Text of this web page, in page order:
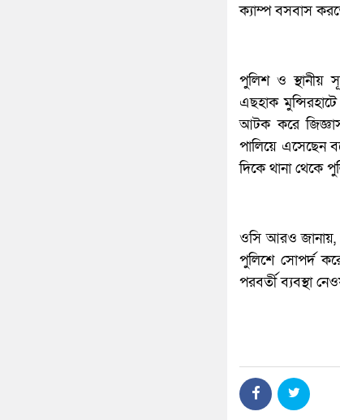
ক্যাম্প বসবাস
পুলিশ ও স্থানীয়
এছহাক
আটক করে
পালিয়ে এসেছেন
দিকে থানা থেকে
ওসি আরও জানায়,
পুলিশে সোপর্দ
পরবর্তী ব্যবস্থা